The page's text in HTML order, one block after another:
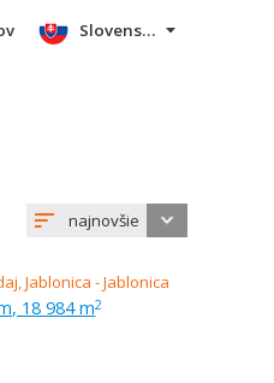
Slovensky
najnovšie
18 984 m2